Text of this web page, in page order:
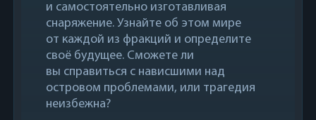
и самостоятельно изготавливая
снаряжение. Узнайте об этом мире
от каждой из фракций и определите
своё будущее. Сможете ли
вы справиться с нависшими над
островом проблемами, или трагедия
неизбежна?